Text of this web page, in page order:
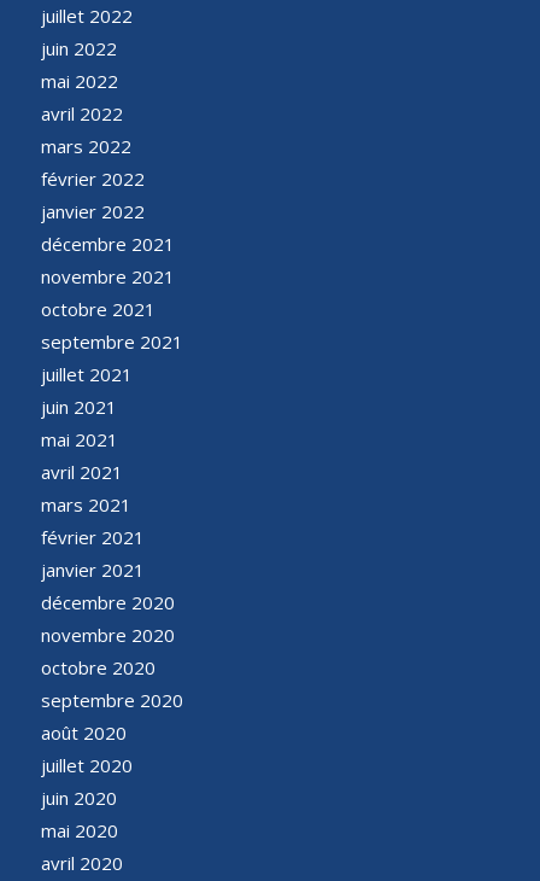
juillet 2022
juin 2022
mai 2022
avril 2022
mars 2022
février 2022
janvier 2022
décembre 2021
novembre 2021
octobre 2021
septembre 2021
juillet 2021
juin 2021
mai 2021
avril 2021
mars 2021
février 2021
janvier 2021
décembre 2020
novembre 2020
octobre 2020
septembre 2020
août 2020
juillet 2020
juin 2020
mai 2020
avril 2020